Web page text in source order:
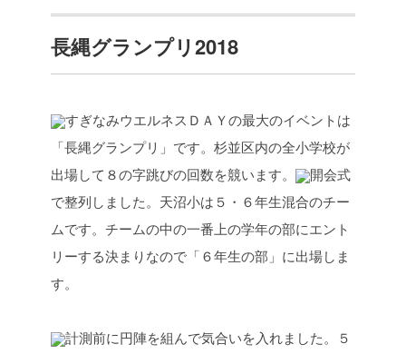
長縄グランプリ2018
すぎなみウエルネスＤＡＹの最大のイベントは
「長縄グランプリ」です。杉並区内の全小学校が
出場して８の字跳びの回数を競います。
開会式
で整列しました。天沼小は５・６年生混合のチー
ムです。チームの中の一番上の学年の部にエント
リーする決まりなので「６年生の部」に出場しま
す。
計測前に円陣を組んで気合いを入れました。
５